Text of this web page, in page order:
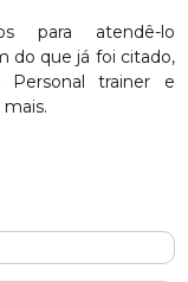
para atendê-lo
do que já foi citado,
Personal trainer e